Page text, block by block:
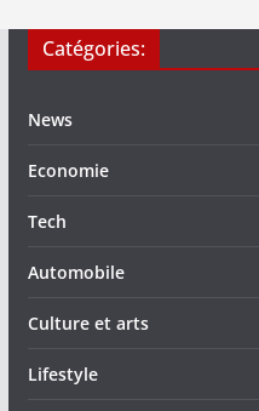
Catégories:
News
Economie
Tech
Automobile
Culture et arts
Lifestyle